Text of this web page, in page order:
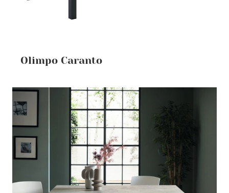
Olimpo Caranto